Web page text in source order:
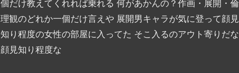
個だけ教えてくれれば乗れる 何があかんの？作画・展開・倫
理観のどれか一個だけ言えや 展開男キャラが気に登って顔見
知り程度の女性の部屋に入ってた そこ入るのアウト寄りだな
顔見知り程度な